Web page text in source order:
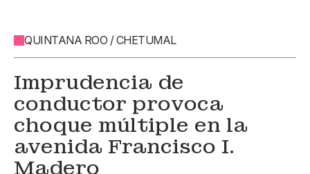
QUINTANA ROO / CHETUMAL
Imprudencia de
conductor provoca
choque múltiple en la
avenida Francisco I.
Madero